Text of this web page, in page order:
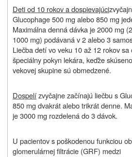
Deti od 10 rokov a dospievajúci
Glucophage 500 mg alebo 850 mg
Maximálna denná dávka je 2000 mg
1000 mg) podávaná v 2 alebo 3
Liečba detí vo veku 10 až 12 rokov
špeciálny pokyn lekára, keďže
vekovej skupine sú obmedzené.
Dospelízvyčajne začínajú liečbu s
850 mg dvakrát alebo trikrát denne.
je 3000 mg rozdelená do 3 dávok.
U pacientov s poškodenou funkciou
glomerulárnej filtrácie (GRF) medzi